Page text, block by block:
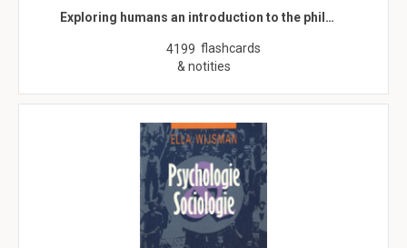
Exploring humans an introduction to the phil…
4199 flashcards
& notities